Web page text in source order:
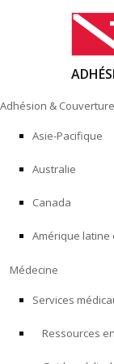
Skip
to
content
Adhésion &
Asie-Pacifique
Australie
Canada
Amérique latine
Médecine
Services
Ressources